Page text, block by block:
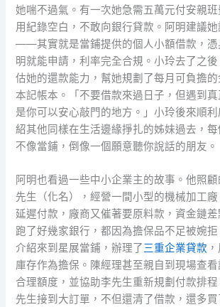
她喘不過氣。有一次她急需五萬元付安親
用紀錄空白，不敢向銀行貸款。阿明建議她
——其實就是當鋪提供的個人小額借款，憑
明就能申請，利率完全合規。小玲去了之
估她的還款能力，幫她規劃了每月可負擔
本記帳本。「不要借款來過日子，但遇到
是你可以安心敲門的地方。」小玲後來順
紹其他同樣在生活邊緣掙扎的姊妹過去，
不像當鋪，倒像一個願意聽你說話的朋友。
阿明也看過一些中小企業主的故事。他照
先生（化名），經營一間小型的機械加工
延遲付款，廠商又催著要原料款，資金鏈
跑了好幾家銀行，都因為擔保品不足被婉
介紹來到星展當鋪，辦理了三重企業貸款
庫存作為擔保。陳經理甚至親自到現場查
合理額度，並協助李先生重新規劃付款排
先生接到大訂單，不但還清了借款，還多買